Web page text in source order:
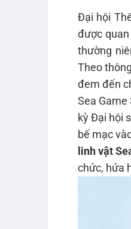
Đại hội
được
thường
Theo
đem đến
Sea Game
kỳ Đại hội
bế mạc
linh vật
chức, hứa